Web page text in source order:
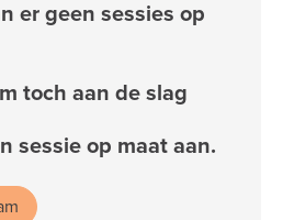
er geen sessies op
toch aan de slag
sessie op maat aan.